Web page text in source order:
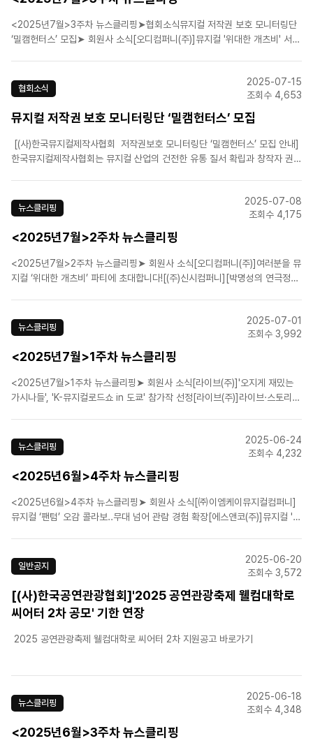
<2025년7월>3주차 뉴스클리핑➤협회소식뮤지컬 저작권 보호 모니터링단
‘밀캠헌터스’ 모집➤ 회원사 소식[오디컴퍼니(주)]뮤지컬 '위대한 개츠비' 서
장르 1위![에스앤코(주)]단 3주!..
협회소식
2025-07-15
조회수 4,653
뮤지컬 저작권 보호 모니터링단 ‘밀캠헌터스’ 모집
[(사)한국뮤지컬제작사협회 저작권보호 모니터링단 ‘밀캠헌터스’ 모집 안내]
한국뮤지컬제작사협회는 뮤지컬 산업의 건전한 유통 질서 확립과 창작자 권익
마음으로..
뉴스클리핑
2025-07-08
조회수 4,175
<2025년7월>2주차 뉴스클리핑
<2025년7월>2주차 뉴스클리핑➤ 회원사 소식[오디컴퍼니(주)]여러분을 뮤
지컬 ‘위대한 개츠비’ 파티에 초대합니다![(주)신시컴퍼니][박명성의 연극정
뮤지컬·연극 4편 선정[라이브(주)]뮤지..
뉴스클리핑
2025-07-01
조회수 3,992
<2025년7월>1주차 뉴스클리핑
<2025년7월>1주차 뉴스클리핑➤ 회원사 소식[라이브(주)]'오지게 재밌는
가시나들', 'K-뮤지컬로드쇼 in 도쿄' 참가작 선정[라이브(주)]라이브·스토리
원 정책 확대”‘검증된’ 작품들이 이끄는 시..
뉴스클리핑
2025-06-24
조회수 4,232
<2025년6월>4주차 뉴스클리핑
<2025년6월>4주차 뉴스클리핑➤ 회원사 소식[㈜이엠케이뮤지컬컴퍼니]
뮤지컬 ‘팬텀’ 오감 콜라보..무대 넘어 관람 경험 확장[에스앤코(주)]뮤지컬 '알
번가' 탭댄스 리허설 먼..
일반공지
2025-06-20
조회수 3,572
[(사)한국공연관광협회]'2025 공연관광축제 웰컴대학로
씨어터 2차 공모' 기한 연장
2025 공연관광축제 웰컴대학로 씨어터 2차 지원공고 바로가기
뉴스클리핑
2025-06-18
조회수 4,348
<2025년6월>3주차 뉴스클리핑